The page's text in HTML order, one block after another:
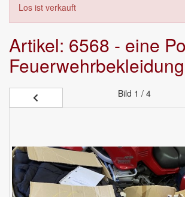
Los ist verkauft
Artikel: 6568 - eine
Feuerwehrbekleidung
Bild 1 / 4